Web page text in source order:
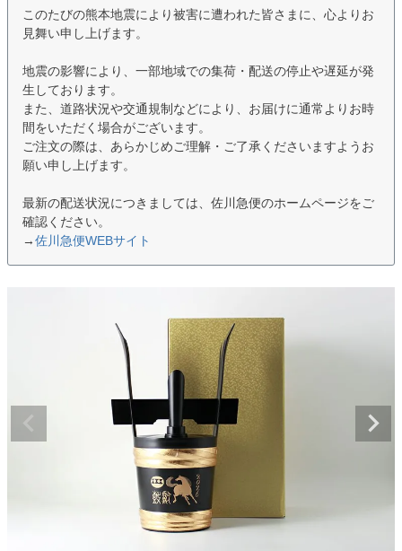
このたびの熊本地震により被害に遭われた皆さまに、心よりお
見舞い申し上げます。
地震の影響により、一部地域での集荷・配送の停止や遅延が発
生しております。
また、道路状況や交通規制などにより、お届けに通常よりお時
間をいただく場合がございます。
ご注文の際は、あらかじめご理解・ご了承くださいますようお
願い申し上げます。
最新の配送状況につきましては、佐川急便のホームページをご
確認ください。
→佐川急便WEBサイト